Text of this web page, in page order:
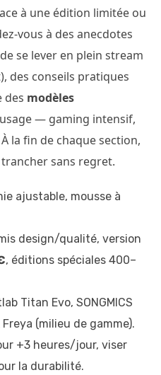
à une édition limitée ou
vous à des anecdotes
se lever en plein stream
des conseils pratiques
des modèles
— gaming intensif,
la fin de chaque section,
sans regret.
ajustable, mousse à
design/qualité, version
, éditions spéciales 400–
Titan Evo, SONGMICS
(milieu de gamme).
+3 heures/jour, viser
la durabilité.